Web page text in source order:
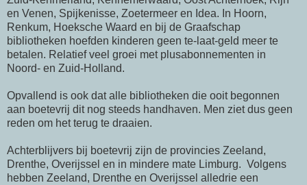
en Venen, Spijkenisse, Zoetermeer en Idea. In Hoorn,
Renkum, Hoeksche Waard en bij de Graafschap
bibliotheken hoefden kinderen geen te-laat-geld meer te
betalen. Relatief veel groei met plusabonnementen in
Noord- en Zuid-Holland.
Opvallend is ook dat alle bibliotheken die ooit begonnen
aan boetevrij dit nog steeds handhaven. Men ziet dus geen
reden om het terug te draaien.
Achterblijvers bij boetevrij zijn de provincies Zeeland,
Drenthe, Overijssel en in mindere mate Limburg. Volgens
hebben Zeeland, Drenthe en Overijssel alledrie een